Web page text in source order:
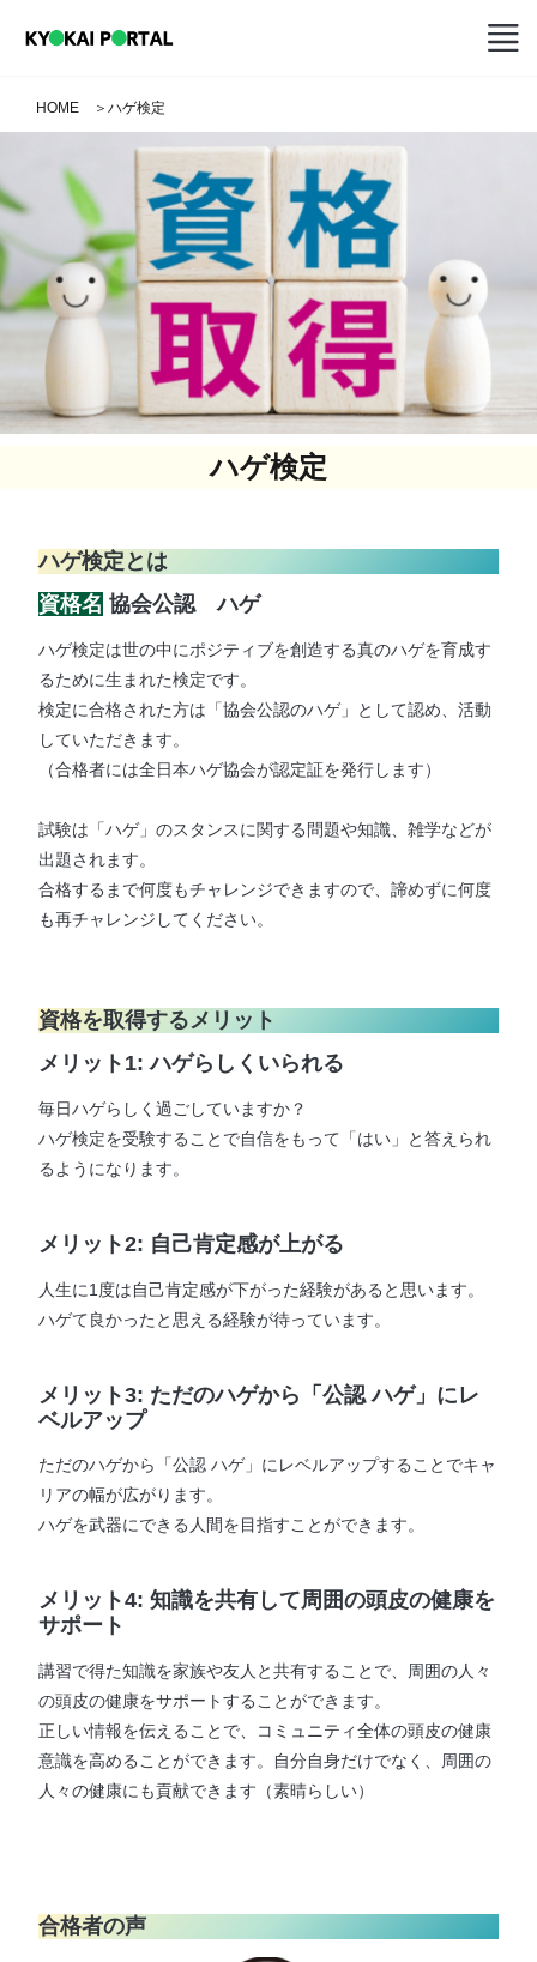
HOME ＞ ハゲ検定
ハゲ検定
ハゲ検定とは
資格名 協会公認 ハゲ
ハゲ検定は世の中にポジティブを創造する真のハゲを育成す
るために生まれた検定です。
検定に合格された方は「協会公認のハゲ」として認め、活動
していただきます。
​（合格者には全日本ハゲ協会が認定証を発行します）
試験は「ハゲ」のスタンスに関する問題や知識、雑学などが
出題されます。
​合格するまで何度もチャレンジできますので、諦めずに何度
も再チャレンジしてください。
資格を取得するメリット
メリット1: ハゲらしくいられる
毎日ハゲらしく過ごしていますか？
ハゲ検定を受験することで自信をもって「はい」と答えられ
るようになります。
メリット2: 自己肯定感が上がる
人生に1度は自己肯定感が下がった経験があると思います。
ハゲて良かったと思える経験が待っています。
メリット3: ただのハゲから「公認 ハゲ」にレ
ベルアップ
ただのハゲから「公認 ハゲ」にレベルアップすることでキャ
リアの幅が広がります。
ハゲを武器にできる人間を目指すことができます。
メリット4: 知識を共有して周囲の頭皮の健康を
サポート
講習で得た知識を家族や友人と共有することで、周囲の人々
の頭皮の健康をサポートすることができます。
正しい情報を伝えることで、コミュニティ全体の頭皮の健康
意識を高めることができます。自分自身だけでなく、周囲の
人々の健康にも貢献できます（素晴らしい）
合格者の声